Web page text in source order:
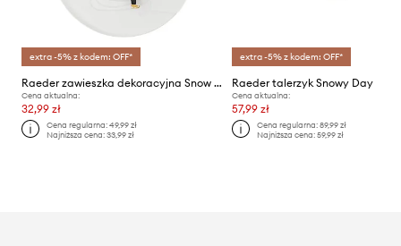
extra -5% z kodem: OFF*
Raeder zawieszka dekoracyjna Snow Day
Cena aktualna:
32,99 zł
Cena regularna:49,99 zł
Najniższa cena:33,99 zł
extra -5% z kodem: OFF*
Raeder talerzyk Snowy Day
Cena aktualna:
57,99 zł
Cena regularna: 89,99 zł
Najniższa cena: 59,99 zł